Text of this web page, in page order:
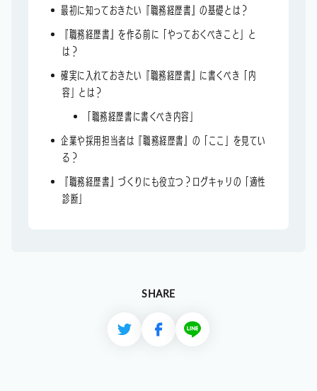
最初に知っておきたい『職務経歴書』の基礎とは？
『職務経歴書』を作る前に「やっておくべきこと」と
は？
確実に入れておきたい『職務経歴書』に書くべき「内
容」とは？
「職務経歴書に書くべき内容」
企業や採用担当者は『職務経歴書』の「ここ」を見てい
る？
『職務経歴書』づくりにも役立つ？ログキャリの「適性
診断」
SHARE